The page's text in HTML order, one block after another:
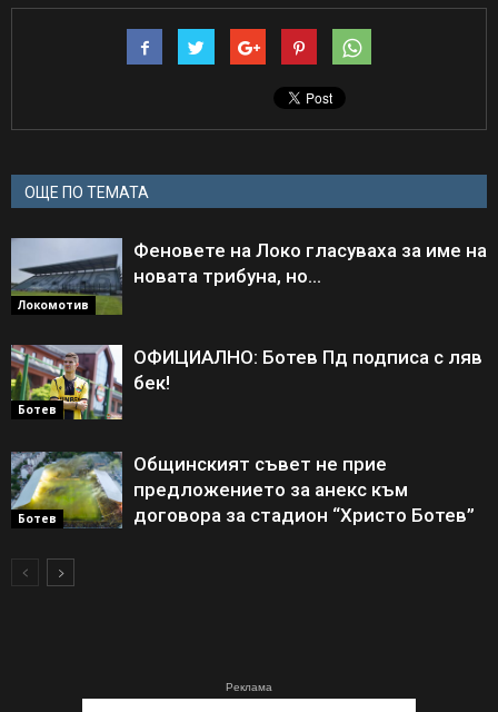
ОЩЕ ПО ТЕМАТА
Локомотив
Феновете на Локо гласуваха за име на
новата трибуна, но…
Ботев
ОФИЦИАЛНО: Ботев Пд подписа с ляв
бек!
Ботев
Общинският съвет не прие
предложението за анекс към
договора за стадион “Христо Ботев”
Реклама